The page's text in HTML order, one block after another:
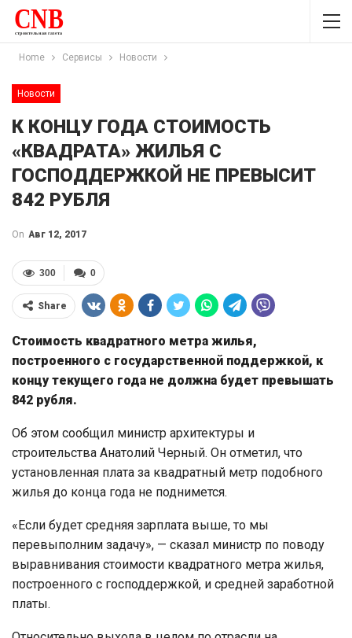
Home Сервисы Новости
Новости
К КОНЦУ ГОДА СТОИМОСТЬ
«КВАДРАТА» ЖИЛЬЯ С
ГОСПОДДЕРЖКОЙ НЕ ПРЕВЫСИТ
842 РУБЛЯ
On Авг 12, 2017
0
300
Share
Стоимость квадратного метра жилья,
построенного с государственной поддержкой, к
концу текущего года не должна будет превышать
842 рубля.
Об этом сообщил министр архитектуры и
строительства Анатолий Черный. Он отметил, что
установленная плата за квадратный метр подобного
жилья до конца года не поднимется.
«Если будет средняя зарплата выше, то мы
перевыполним задачу», — сказал министр по поводу
выравнивания стоимости квадратного метра жилья,
построенного с господдержкой, и средней заработной
платы.